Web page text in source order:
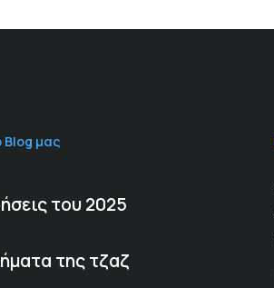
μας
του 2025
της τζαζ